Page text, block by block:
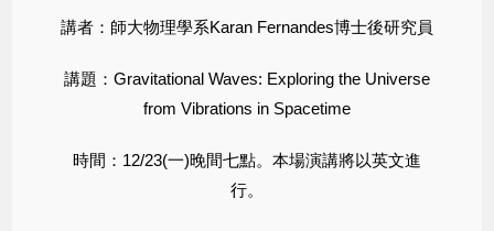
講者：師大物理學系Karan Fernandes博士後研究員
講題：Gravitational Waves: Exploring the Universe
from Vibrations in Spacetime
時間：12/23(一)晚間七點。本場演講將以英文進
行。